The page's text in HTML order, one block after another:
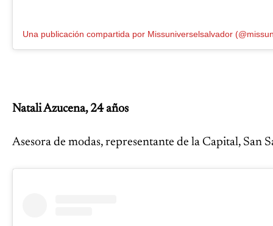
Natali Azucena, 24 años
Asesora de modas, representante de la Capital, San